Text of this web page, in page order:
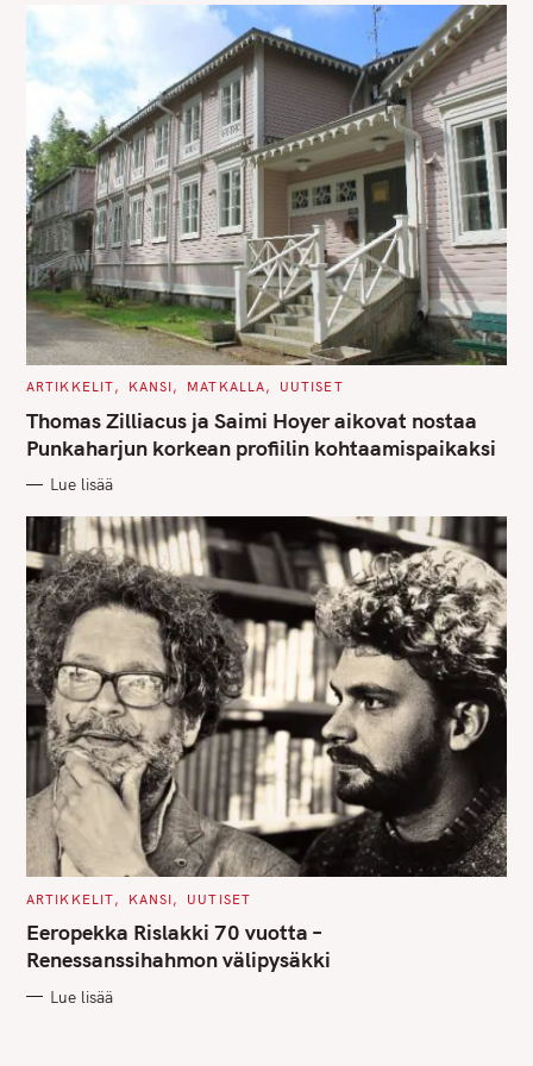
C
T
E
G
O
I
S
ARTIKKELIT KANSI MATKALLA UUTISET
Thomas Zilliacus ja Saimi Hoyer aikovat nostaa
Punkaharjun korkean profiilin kohtaamispaikaksi
Lue lisää
C
T
E
G
O
I
ARTIKKELIT KANSI UUTISET
Eeropekka Rislakki 70 vuotta –
Renessanssihahmon välipysäkki
Lue lisää